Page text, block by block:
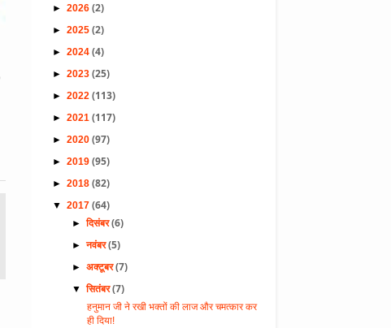
► 2026 (2)
► 2025 (2)
► 2024 (4)
► 2023 (25)
► 2022 (113)
► 2021 (117)
► 2020 (97)
► 2019 (95)
► 2018 (82)
▼ 2017 (64)
►दिसंबर(6)
►नवंबर(5)
► अक्टूबर(7)
▼सितंबर(7)
हनुमान जी ने रखी भक्तों की लाज और चमत्कार कर
ही दिया!